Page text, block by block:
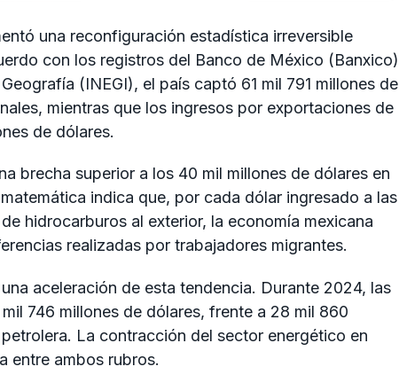
una reconfiguración estadística irreversible
con los registros del Banco de México (Banxico)
(INEGI), el país captó 61 mil 791 millones de
mientras que los ingresos por exportaciones de
de dólares.
brecha superior a los 40 mil millones de dólares en
indica que, por cada dólar ingresado a las
hidrocarburos al exterior, la economía mexicana
realizadas por trabajadores migrantes.
aceleración de esta tendencia. Durante 2024, las
746 millones de dólares, frente a 28 mil 860
La contracción del sector energético en
entre ambos rubros.